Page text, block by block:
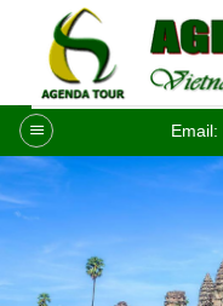
contenu
Email: